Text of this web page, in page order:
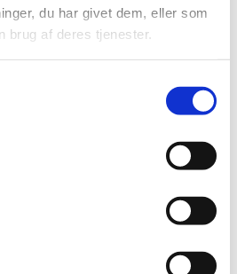
du har givet dem, eller som
brug af deres tjenester.